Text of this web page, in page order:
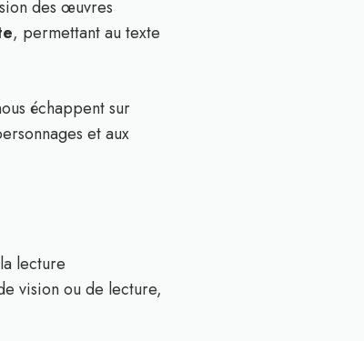
des œuvres
, permettant au texte
échappent sur
et aux
lecture
vision ou de lecture,